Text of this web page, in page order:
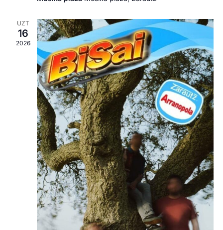
UZT
16
2026